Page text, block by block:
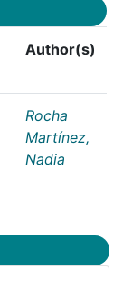
Author(s)
Rocha
Martínez,
Nadia